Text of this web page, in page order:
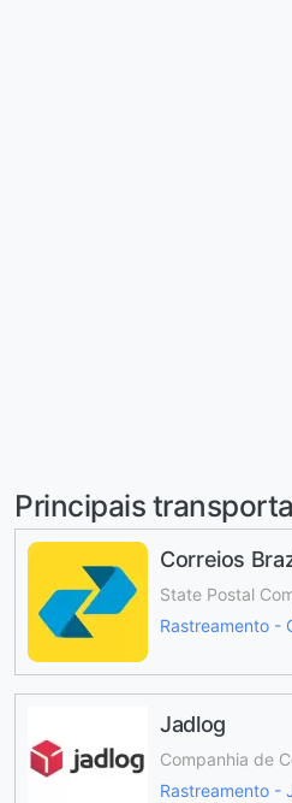
Principais
Correios
State Postal
Rastreamento -
Jadlog
Companhia de
Rastreamento -